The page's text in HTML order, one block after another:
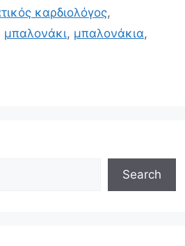
καρδιολόγος,
μπαλονάκι, μπαλονάκια,
Search